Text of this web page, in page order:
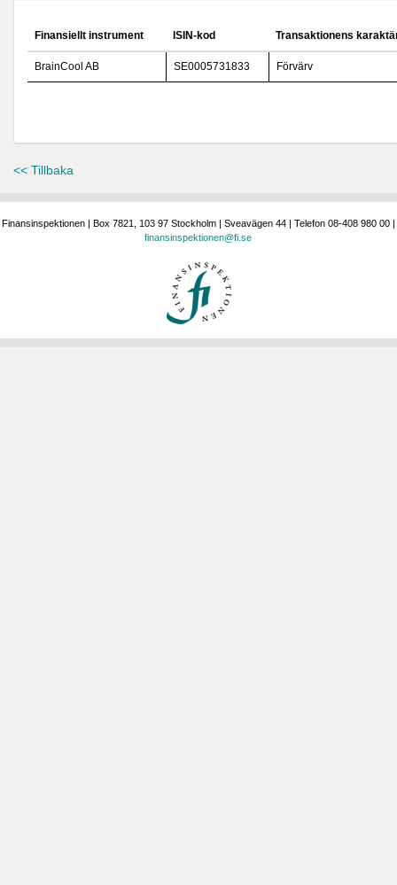
Finansiellt instrument ISIN-kod Transaktionens
BrainCool AB SE0005731833 Förvärv
<< Tillbaka
Finansinspektionen | Box 7821, 103 97 Stockholm | Sveavägen 44 | Telefon 08-408 980 00 |
finansinspektionen@fi.se